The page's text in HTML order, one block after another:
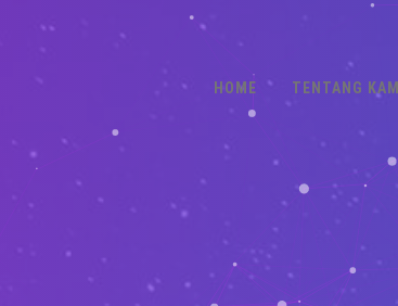
HOME TENTANG KAMI